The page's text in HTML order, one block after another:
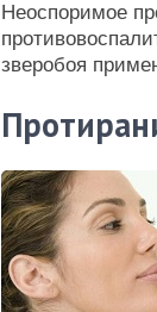
Неоспоримое
зверобоя